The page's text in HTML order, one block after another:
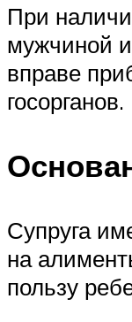
При
мужчиной
вправе
госорганов.
Супруга
на
пользу